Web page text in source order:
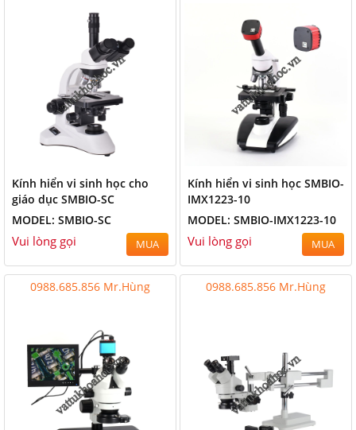
Kính hiển vi sinh học cho
giáo dục SMBIO-SC
MODEL: SMBIO-SC
Vui lòng gọi MUA
Kính hiển vi sinh học SMBIO-
IMX1223-10
MODEL: SMBIO-IMX1223-10
Vui lòng gọi MUA
0988.685.856 Mr.Hùng 0988.685.856 Mr.Hùng